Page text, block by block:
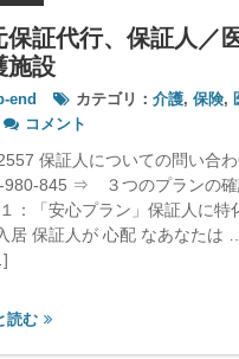
保証代行、保証人／
施設
end カテゴリ： 介護, 保険,
身
保
証
代
行、
／
コメント
保証人についての問い合
980-845 ⇒ ３つのプランの確
：「安心プラン」保証人に特
居 保証人が 心配 なあなたは
読む